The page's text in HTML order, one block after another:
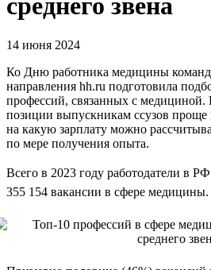
среднего звена
14 июня 2024
Ко Дню работника медицины
направления hh.ru подготовила
профессий, связанных с медициной.
позиции выпускникам ссузов проще
на какую зарплату можно
по мере получения опыта.
Всего в 2023 году работодатели в
355 154 вакансии в сфере медицины.